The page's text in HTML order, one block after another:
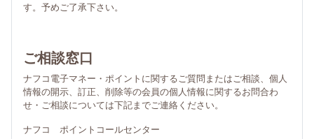
す。予めご了承下さい。
ご相談窓口
ナフコ電子マネー・ポイントに関するご質問またはご相談、個人
情報の開示、訂正、削除等の会員の個人情報に関するお問合わ
せ・ご相談については下記までご連絡ください。
ナフコ ポイントコールセンター